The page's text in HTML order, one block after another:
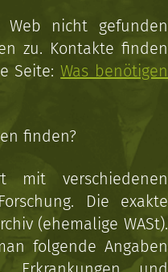
nicht gefunden
zu. Kontakte finden
Seite:Was benötigen
finden?
mit verschiedenen
Die exakte
(ehemalige WASt).
folgende Angaben